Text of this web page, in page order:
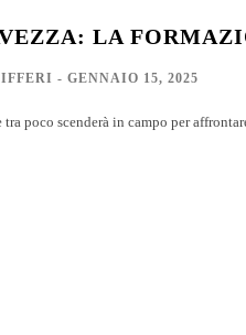
LA
- GENNAIO 15, 2025
poco scenderà in campo per